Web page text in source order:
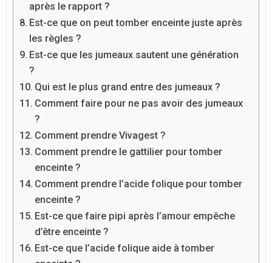
après le rapport ?
Est-ce que on peut tomber enceinte juste après
les règles ?
Est-ce que les jumeaux sautent une génération
?
Qui est le plus grand entre des jumeaux ?
Comment faire pour ne pas avoir des jumeaux
?
Comment prendre Vivagest ?
Comment prendre le gattilier pour tomber
enceinte ?
Comment prendre l’acide folique pour tomber
enceinte ?
Est-ce que faire pipi après l’amour empêche
d’être enceinte ?
Est-ce que l’acide folique aide à tomber